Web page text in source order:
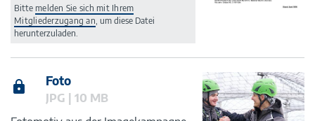
Bitte melden Sie sich mit Ihrem
Mitgliederzugang an, um diese Datei
herunterzuladen.
Foto
JPG | 10 MB